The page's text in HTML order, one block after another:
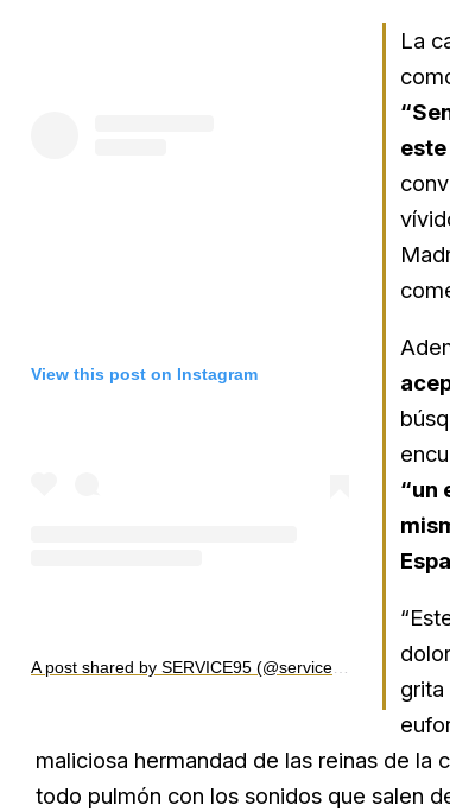
View this post on Instagram
La
“un
grita
maliciosa hermandad de las reinas de la
todo pulmón con los sonidos que salen